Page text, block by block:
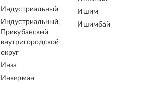
Индустриальный
Индустриальный,
Прикубанский
внутригородской
округ
Инза
Инкерман
Ишим
Ишимбай